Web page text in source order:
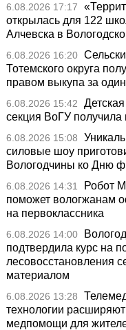
6.08.2026 17:17
открылась для 122
Алчевска в
6.08.2026 16:20
Тотемского округа
правом выкупа за
6.08.2026 15:42
секция ВоГУ
6.08.2026 15:08
силовые шоу
Вологодчины ко Дню
6.08.2026 14:31
Робот
поможет вологжанам
на первоклассника
6.08.2026 14:00
подтвердила курс на
лесовосстановления
материалом
6.08.2026 13:28
технологии расширяют
медпомощи для